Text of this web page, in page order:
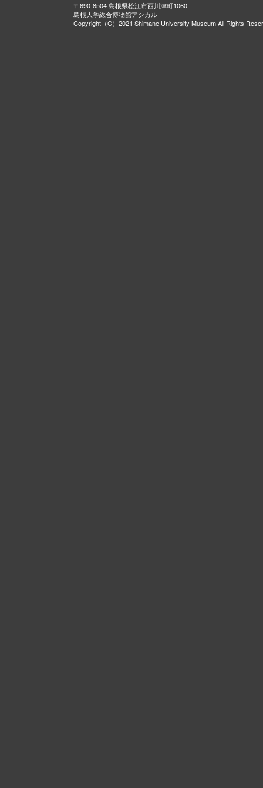
〒690-8504 島根県松江市西川津町1060
島根大学総合博物館アシカル
Copyright（C）2021 Shimane University Museum All Rights